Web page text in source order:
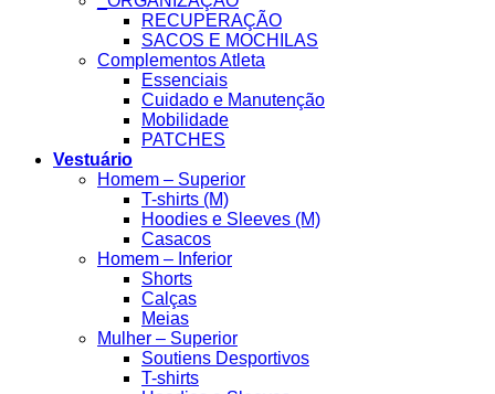
RECUPERAÇÃO
SACOS E MOCHILAS
Complementos Atleta
Essenciais
Cuidado e Manutenção
Mobilidade
PATCHES
Vestuário
Homem – Superior
T-shirts (M)
Hoodies e Sleeves (M)
Casacos
Homem – Inferior
Shorts
Calças
Meias
Mulher – Superior
Soutiens Desportivos
T-shirts